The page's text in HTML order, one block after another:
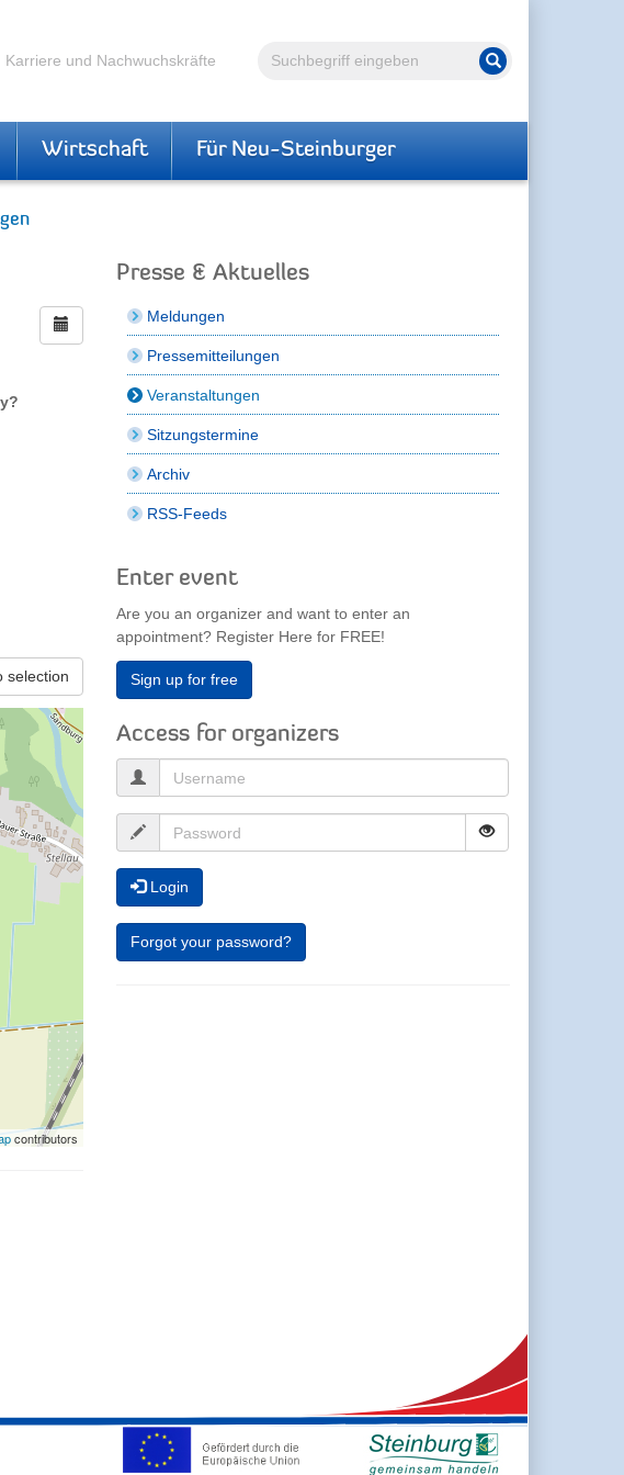
Volltextsuche Suche starten
Karriere und Nachwuchskräfte
Wirtschaft Für Neu-Steinburger
selection
contributors
Presse & Aktuelles
Meldungen
Pressemitteilungen
Veranstaltungen
Sitzungstermine
Archiv
RSS-Feeds
Enter event
Are you an organizer and want to enter an
appointment? Register Here for FREE!
Sign up for free
Access for organizers
Login
Forgot your password?